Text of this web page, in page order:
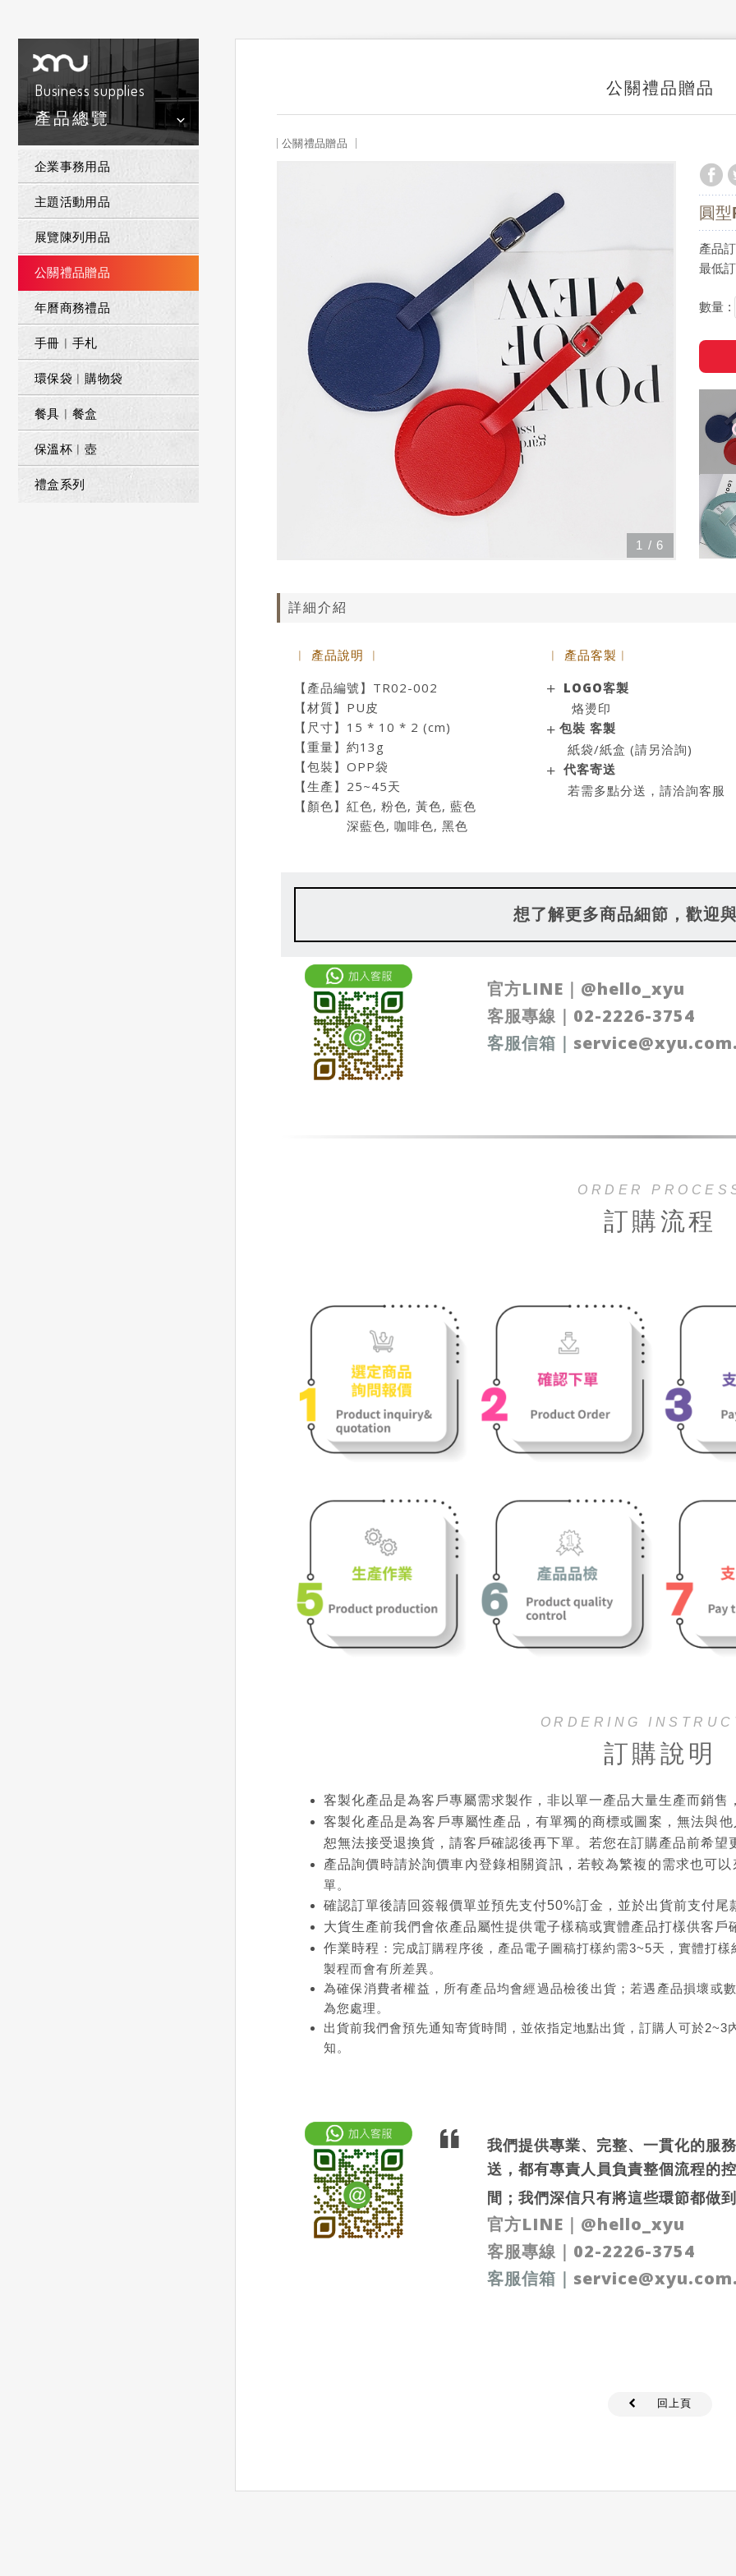
Business supplies
產品總覽
企業事務用品
主題活動用品
展覽陳列用品
公關禮品贈品
年曆商務禮品
手冊︱手札
環保袋︱購物袋
餐具︱餐盒
保溫杯︱壺
禮盒系列
公關禮品贈品
公關禮品贈品
圓
產品
最低
數量 :
1 / 6
詳細介紹
︱ 產品說明 ︱
【產品編號】TR02-002
【材質】PU皮
【尺寸】15 * 10 * 2 (cm)
【重量】約13g
【包裝】OPP袋
【生產】25~45天
【顏色】紅色, 粉色, 黃色, 藍色
深藍色, 咖啡色, 黑色
︱ 產品客製︱
LOGO客製
烙燙印
包裝 客製
紙袋/紙盒 (請另洽詢)
代客寄送
若需多點分送，請洽詢客服
想了解更多商品細節，歡迎
官方LINE｜ @hello_xyu
客服專線｜ 02-2226-3754
客服信箱 ｜
ORDER
訂購流程
ORDERING
訂購說明
客製化產品是為客戶專屬需求製作，非以單一產品大量生產而銷
客製化產品是為客戶專屬性產品，有單獨的商標或圖案，無法與
恕無法接受退換貨，請客戶確認後再下單。若您在訂購產品前希
產品詢價時請於詢價車內登錄相關資訊，若較為繁複的需求也可
單。
確認訂單後請回簽報價單並預先支付50%訂金，並於出貨前支付
大貨生產前我們會依產品屬性提供電子樣稿或實體產品打樣供客
作業時程 ：完成訂購程序後，產品電子圖稿打樣約需3~5天，實體打
製程而會有所差異。
為確保消費者權益，所有產品均會經過品檢後出貨；若遇產品損壞或
為您處理。
出貨前我們會預先通知寄貨時間，並依指定地點出貨，訂購人可於
知。
我們提供專業、完整、一貫化的服
送，都有專責人員負責整個流程的
間；我們深信只有將這些環節都做
官方LINE ｜ @hello_xyu
客服專線｜ 02-2226-3754
客服信箱 ｜
回上頁